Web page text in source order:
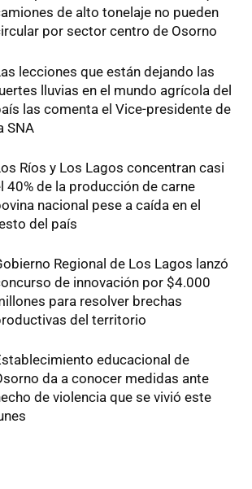
de alto tonelaje no pueden
por sector centro de Osorno
lecciones que están dejando las
lluvias en el mundo agrícola del
las comenta el Vice-presidente de
SNA
Ríos y Los Lagos concentran casi
40% de la producción de carne
nacional pese a caída en el
del país
Regional de Los Lagos lanzó
de innovación por $4.000
para resolver brechas
del territorio
educacional de
da a conocer medidas ante
de violencia que se vivió este